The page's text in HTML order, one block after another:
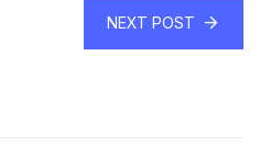
NEXT POST